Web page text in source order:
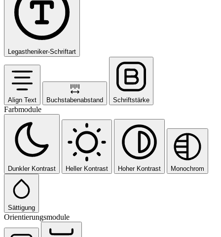
Legastheniker-Schriftart
Align Text Buchstabenabstand Schriftstärke
Farbmodule
Dunkler Kontrast Heller Kontrast Hoher Kontrast Monochrom
Sättigung
Orientierungsmodule